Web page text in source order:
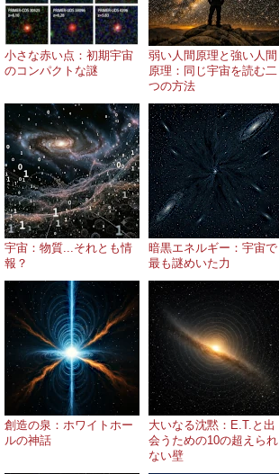
小さな赤い点：初期宇宙
のコンパクトな謎
弱い人間原理と強い人間
原理：同じ宇宙を読む二
つの方法
宇宙：物質...それとも情
報？
暗黒エネルギー：宇宙で
最も謎めいた力
創造の泉：ホワイトホー
ルの神話
大いなる沈黙：E.T.と出
会うための10の超えられ
ない壁